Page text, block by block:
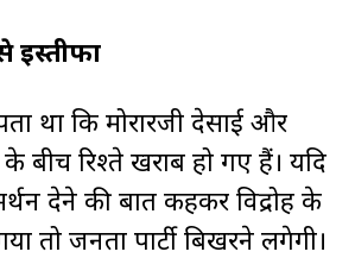
इस्तीफा
था कि मोरारजी देसाई और
बीच रिश्ते खराब हो गए हैं। यदि
देने की बात कहकर विद्रोह के
तो जनता पार्टी बिखरने लगेगी।